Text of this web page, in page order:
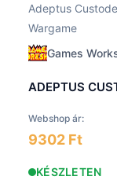
Adeptus
Wargame
Games
ADEPTUS
Webshop ár:
9302 Ft
KÉSZLETEN